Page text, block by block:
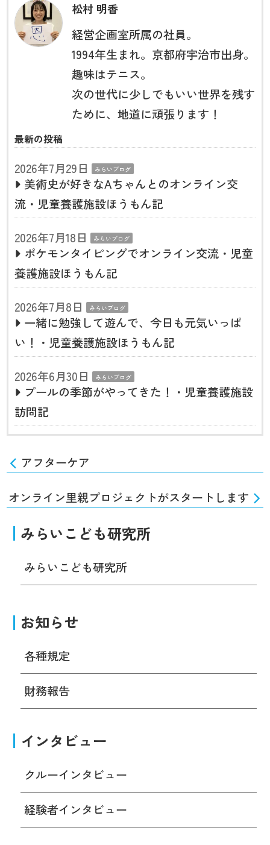
松村 明香
経営企画室所属の社員。
1994年生まれ。京都府宇治市出身。
趣味はテニス。
次の世代に少しでもいい世界を残す
ために、地道に頑張ります！
最新の投稿
2026年7月29日 みらいブログ
美術史が好きなAちゃんとのオンライン交
流・児童養護施設ほうもん記
2026年7月18日
みらいブログ
ポケモンタイピングでオンライン交流・児童
養護施設ほうもん記
2026年7月8日
みらいブログ
一緒に勉強して遊んで、今日も元気いっぱ
い！・児童養護施設ほうもん記
2026年6月30日
みらいブログ
プールの季節がやってきた！・児童養護施設
訪問記
アフターケア
オンライン里親プロジェクトがスタートします
みらいこども研究所
みらいこども研究所
お知らせ
各種規定
財務報告
インタビュー
クルーインタビュー
経験者インタビュー